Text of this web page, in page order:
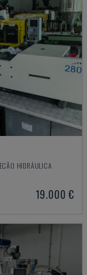
HIDRÁULICA
19.000 €